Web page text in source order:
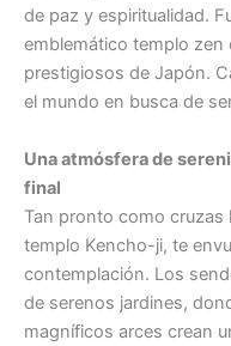
de paz y espiritualidad.
emblemático templo
prestigiosos de Japón.
el mundo en busca de
Una atmósfera de
final
Tan pronto como cruzas
templo Kencho-ji, te
contemplación. Los
de serenos jardines,
magníficos arces crean